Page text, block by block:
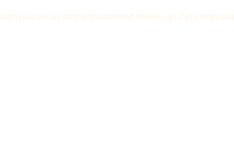
plus qu’un simple monument médiéval ! Cet